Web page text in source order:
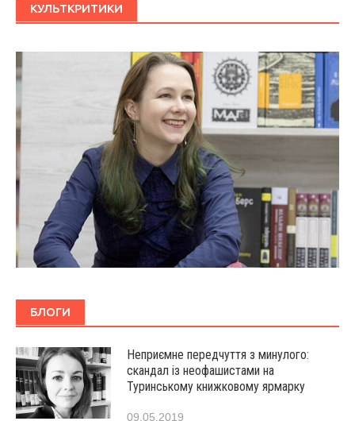
КУЛЬТКРИТИКИ
БЛОГИ
Неприємне передчуття з минулого:
скандал із неофашистами на
Туринському книжковому ярмарку
09.05.2019